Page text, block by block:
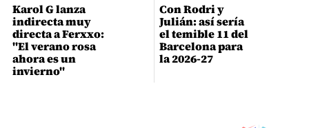
Karol G lanza
indirecta muy
directa a Ferxxo:
"El verano rosa
ahora es un
invierno"
Con Rodri y
Julián: así sería
el temible 11 del
Barcelona para
la 2026-27